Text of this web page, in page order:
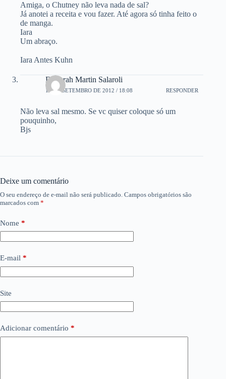
Amiga, o Chutney não leva nada de sal?
Já anotei a receita e vou fazer. Até agora só tinha feito o
de manga.
Iara
Um abraço.
Iara Antes Kuhn
Deborah Martin Salaroli
12 DE SETEMBRO DE 2012 / 18:08 RESPONDER
Não leva sal mesmo. Se vc quiser coloque só um
pouquinho,
Bjs
Deixe um comentário
O seu endereço de e-mail não será publicado. Campos obrigatórios são
marcados com *
Nome *
E-mail *
Site
Adicionar comentário *